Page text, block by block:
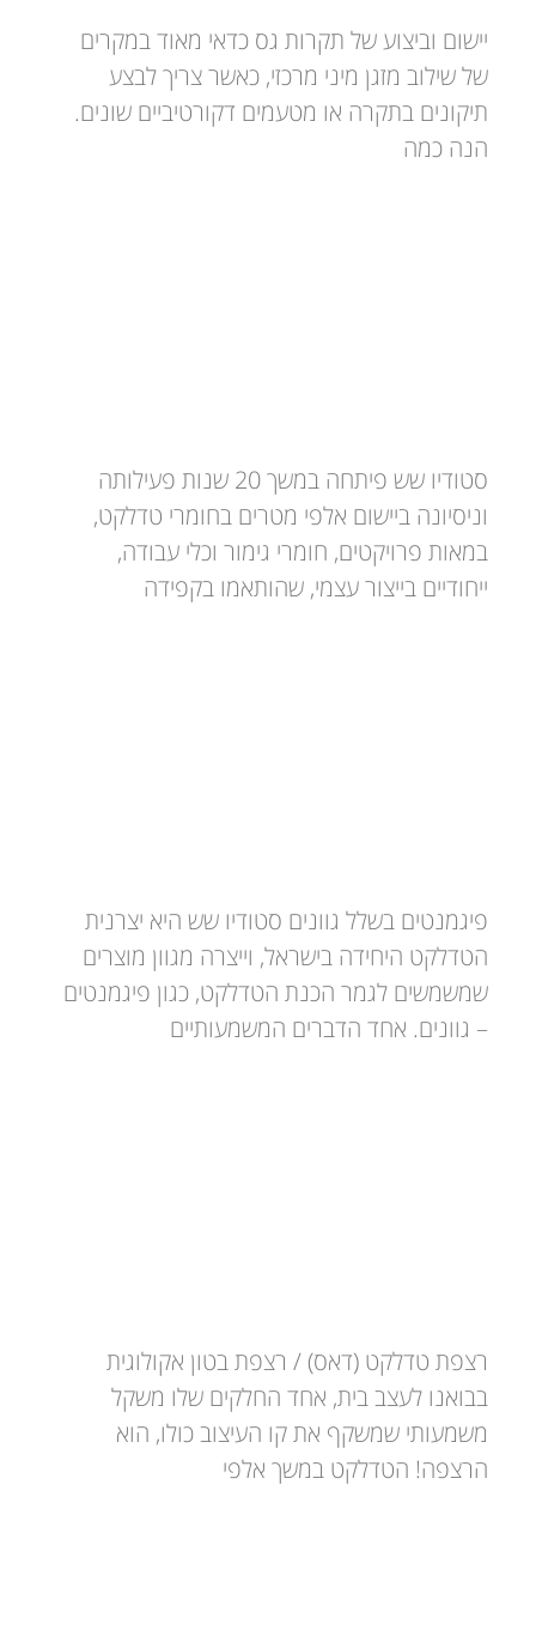
יישום וביצוע של תקרות גס כדאי מאוד במקרים
של שילוב מזגן מיני מרכזי, כאשר צריך לבצע
תיקונים בתקרה או מטעמים דקורטיביים שונים.
הנה כמה
סטודיו שש פיתחה במשך 20 שנות פעילותה
וניסיונה ביישום אלפי מטרים בחומרי טדלקט,
במאות פרויקטים, חומרי גימור וכלי עבודה,
ייחודיים בייצור עצמי, שהותאמו בקפידה
פיגמנטים בשלל גוונים סטודיו שש היא יצרנית
הטדלקט היחידה בישראל, וייצרה מגוון מוצרים
שמשמשים לגמר הכנת הטדלקט, כגון פיגמנטים
– גוונים. אחד הדברים המשמעותיים
רצפת טדלקט (דאס) / רצפת בטון אקולוגית
בבואנו לעצב בית, אחד החלקים שלו משקל
משמעותי שמשקף את קו העיצוב כולו, הוא
הרצפה! הטדלקט במשך אלפי